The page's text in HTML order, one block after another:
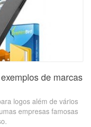
de marcas
logos além de vários
empresas famosas